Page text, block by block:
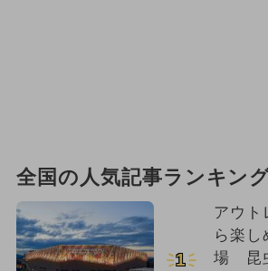
全国の人気記事ランキン
1
アウト
ら楽し
場 昆